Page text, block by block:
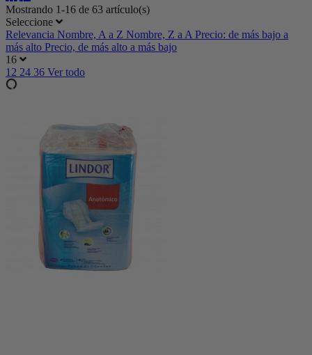
Mostrando 1-16 de 63 artículo(s)
Seleccione
Relevancia Nombre, A a Z Nombre, Z a A Precio: de más bajo a
más alto Precio, de más alto a más bajo
16
12 24 36 Ver todo